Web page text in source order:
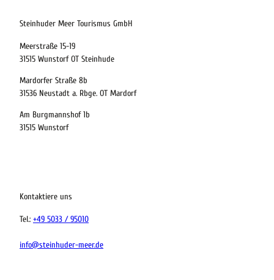
Kinder
buchen
Steinhuder Meer Tourismus GmbH
Meerstraße 15-19
31515 Wunstorf OT Steinhude
Mardorfer Straße 8b
31536 Neustadt a. Rbge. OT Mardorf
Am Burgmannshof 1b
31515 Wunstorf
Kontaktiere uns
Tel.: +49 5033 / 95010
info@steinhuder-meer.de